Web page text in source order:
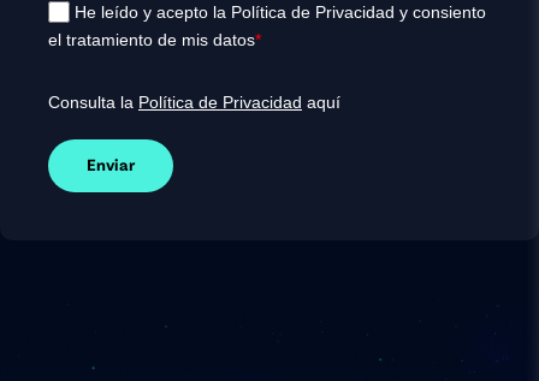
He leído y acepto la Política de Privacidad y consiento
el tratamiento de mis datos*
Consulta la Política de Privacidad aquí
Enviar